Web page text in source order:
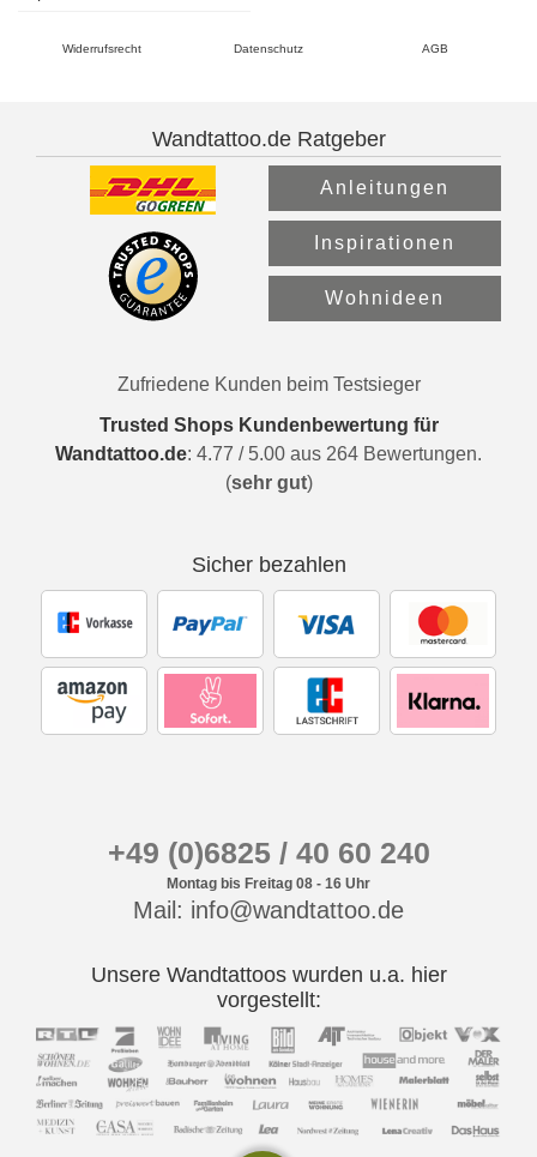
Widerrufsrecht Datenschutz AGB
Wandtattoo.de Ratgeber
Anleitungen
Inspirationen
Wohnideen
Zufriedene Kunden beim Testsieger
Trusted Shops Kundenbewertung für
Wandtattoo.de: 4.77 / 5.00 aus 264 Bewertungen.
(sehr gut)
Sicher bezahlen
+49 (0)6825 / 40 60 240
Montag bis Freitag 08 - 16 Uhr
Mail: info@wandtattoo.de
Unsere Wandtattoos wurden u.a. hier
vorgestellt: